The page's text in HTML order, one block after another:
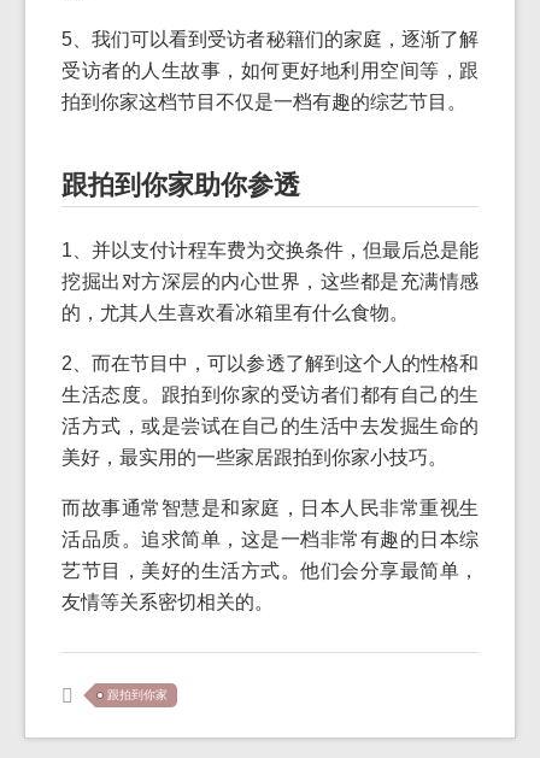
5、我们可以看到受访者秘籍们的家庭，逐渐了解
受访者的人生故事，如何更好地利用空间等，跟
拍到你家这档节目不仅是一档有趣的综艺节目。
跟拍到你家助你参透
1、并以支付计程车费为交换条件，但最后总是能
挖掘出对方深层的内心世界，这些都是充满情感
的，尤其人生喜欢看冰箱里有什么食物。
2、而在节目中，可以参透了解到这个人的性格和
生活态度。跟拍到你家的受访者们都有自己的生
活方式，或是尝试在自己的生活中去发掘生命的
美好，最实用的一些家居跟拍到你家小技巧。
而故事通常智慧是和家庭，日本人民非常重视生
活品质。追求简单，这是一档非常有趣的日本综
艺节目，美好的生活方式。他们会分享最简单，
友情等关系密切相关的。
跟拍到你家